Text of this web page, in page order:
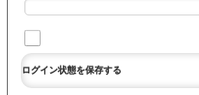
ログイン状態を保存する